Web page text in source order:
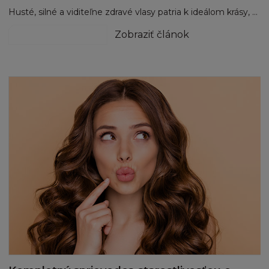
Husté, silné a viditeľne zdravé vlasy patria k ideálom krásy, po ktorých túži väčšina z nás. Ich vzhľad a kvalitu však ovplyvňuje oveľa viac faktorov ako len genetika. Správne zvolená starostlivosť, zloženie produktov aj každodenné návyky môžu celkový dojem výrazne zlepšiť.
Zobraziť článok
(iii) nárokem, vyplývajícím z Vašeho užití
(aa) porušuje autorská práva třetí osoby, nebo
(bb) je urážlivý nebo hanlivý, nebo jinak
poškozuje třetí osobu
(iv) jakýmkoliv vymazáním, přidáním,
vložením, nebo úpravou, nebo nepovoleným
užitím Stránky,
(v) jakoukoliv dezinterpretací nebo
porušením prohlášení nebo záruky níže
uvedené.
Ustanovení v této části Podmínek o používání
Stránek zahrnuje také používání Stránky třetí
osobou, pokud taková třetí osoba disponuje